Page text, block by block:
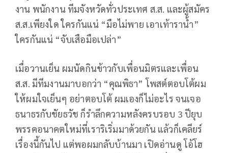
งาน พนักงาน ทีมจังหวัดทั่วประเทศ ส.ส. และผู้สมัคร
ส.ส.เพียงใด ใครกันแน่ “มือไม่พาย เอาเท้าราน้ำ”
ใครกันแน่ “จับเสือมือเปล่า”
เมื่อวานเย็น ผมนัดกินข้าวกับเพื่อนมิตรและเพื่อน
ส.ส. มีทีมงานมาบอกว่า “คุณพิธา” โพสต์ตอบโต้ผม
ให้ผมใจเย็นๆ อย่าตอบโต้ ผมเองก็ไม่อะไร จนเจอ
ธนาธรกับชัยธวัช ก็รำลึกความหลังครบรอบ 3 ปียุบ
พรรคอนาคตใหม่ที่เราริเริ่มมาด้วยกัน แล้วก็เคลียร์
เรื่องนี้กันไป แต่พอผมกลับบ้านมา เปิดอ่านดู โอ้โฮ